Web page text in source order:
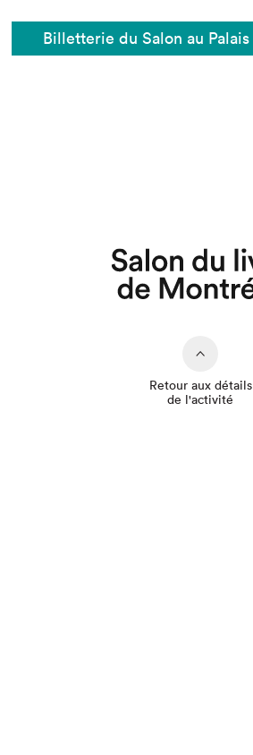
Billetterie du Salon au Palais
Retour aux détails
de l'activité